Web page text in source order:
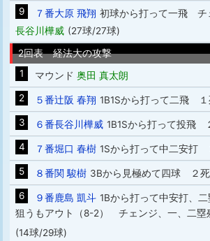
9 ７番大原 飛翔 初球から打って一飛
長谷川樺威 (27球/27球)
2回表 経法大の攻撃
1
マウンド 奥田 真太朗
2
５番辻阪 春翔 1B1Sから打って二飛
3
６番長谷川樺威 1B1Sから打って投飛
4
７番堀口 春樹 1Sから打って中二安打
5
８番関 駿樹 3Bから見極めて四球 ２
6
９番鹿島 凱斗 1Bから打って中安打、
狙うもアウト（8-2） チェンジ、一、二
(14球/29球)